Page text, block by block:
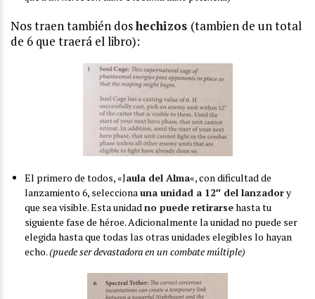
Nos traen también doshechizos (tambien de un total
de 6 que traerá el libro):
El primero de todos, «Jaula del Alma«, con dificultad de
lanzamiento 6, seleccionauna unidad a 12″ del lanzadory
que sea visible. Esta unidadno puede retirarsehasta tu
siguiente fase de héroe. Adicionalmente la unidad no puede ser
elegida hasta que todas las otras unidades elegibles lo hayan
echo.(puede ser devastadora en un combate múltiple)